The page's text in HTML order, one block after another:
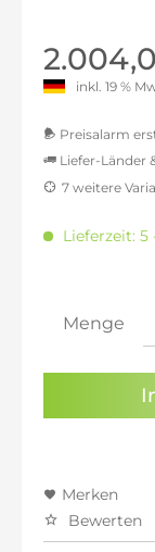
inkl. 19 %
Preisalarm
Sie haben
Kenntnis
Liefer-Länder
inkl. 16%
inkl. 20%
inkl. 21%
inkl. 22%
7 weitere
Lieferzeit: 5
Menge
Merken
Bewerten